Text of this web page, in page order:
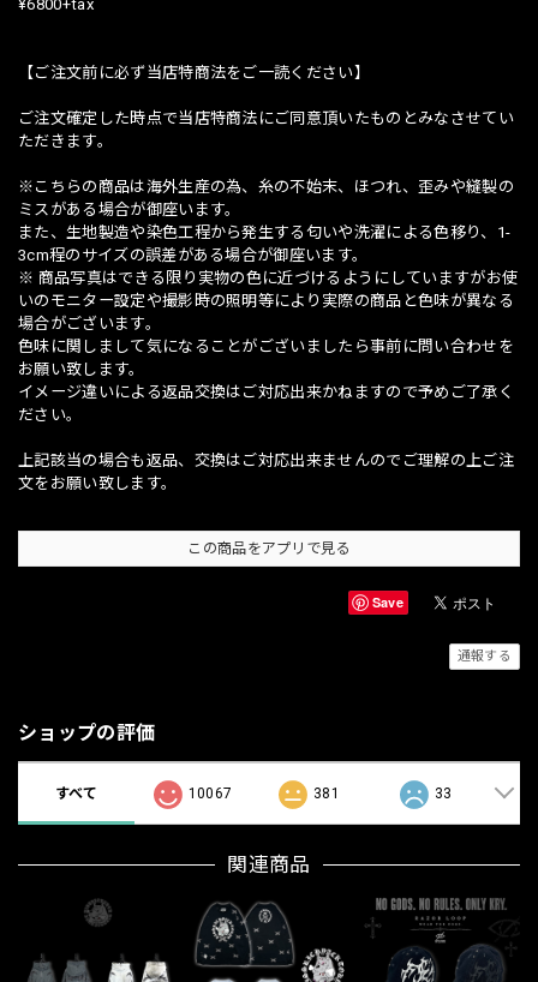
¥6800+tax
【ご注文前に必ず当店特商法をご一読ください】
ご注文確定した時点で当店特商法にご同意頂いたものとみなさせてい
ただきます。
※こちらの商品は海外生産の為、糸の不始末、ほつれ、歪みや縫製の
ミスがある場合が御座います。
また、生地製造や染色工程から発生する匂いや洗濯による色移り、1-
3cm程のサイズの誤差がある場合が御座います。
※ 商品写真はできる限り実物の色に近づけるようにしていますがお使
いのモニター設定や撮影時の照明等により実際の商品と色味が異なる
場合がございます。
色味に関しまして気になることがございましたら事前に問い合わせを
お願い致します。
イメージ違いによる返品交換はご対応出来かねますので予めご了承く
ださい。
上記該当の場合も返品、交換はご対応出来ませんのでご理解の上ご注
文をお願い致します。
この商品をアプリで見る
Save
通報する
ショップの評価
すべて 10067 381 33
関連商品